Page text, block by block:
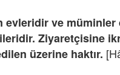
evleridir ve müminler
Ziyaretçisine
üzerine haktır.